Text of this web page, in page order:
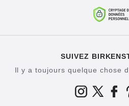
SUIVEZ
Il y a toujours quelque chose